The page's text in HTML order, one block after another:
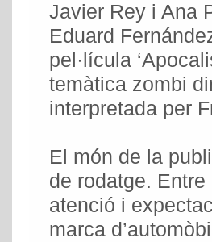
Javier Rey i Ana
Eduard
pel·lícula
temàtica zombi
interpretada per
El món de la
de rodatge.
atenció i
marca